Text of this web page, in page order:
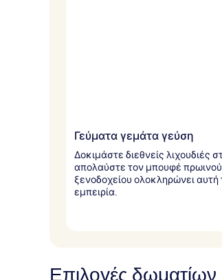
Γεύματα γεμάτα γεύση
Δοκιμάστε διεθνείς λιχουδιές
απολαύστε τον μπουφέ
ξενοδοχείου ολοκληρώνει
εμπειρία.